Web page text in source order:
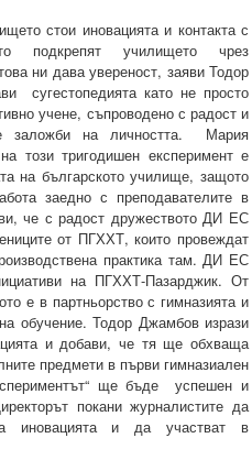
стои иновацията и контакта с
подкрепят училището чрез
ни дава увереност, заяви Тодор
сугестопедията като не просто
учене, съпроводено с радост и
заложби на личността. Мария
този тригодишен експеримент е
на българското училище, защото
заедно с преподавателите в
че с радост дружеството ДИ ЕС
от ПГХХТ, които провеждат
практика там. ДИ ЕС
на ПГХХТ-Пазарджик. От
е в партньорство с гимназията и
обучение. Тодор Джамбов изрази
и добави, че тя ще обхваща
предмети в първи гимназиален
ще бъде успешен и
покани журналистите да
иновацията и да участват в